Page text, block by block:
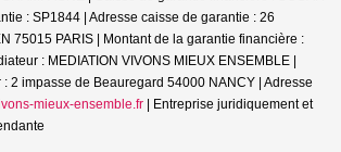
: SP1844 | Adresse caisse de garantie : 26
75015 PARIS | Montant de la garantie financière :
: MEDIATION VIVONS MIEUX ENSEMBLE |
2 impasse de Beauregard 54000 NANCY | Adresse
mieux-ensemble.fr | Entreprise juridiquement et